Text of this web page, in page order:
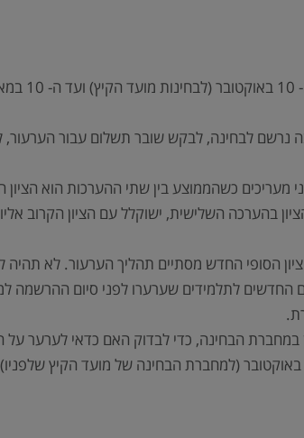
לבחינה, לבקש שובר תשלום עבור הערעור,
מעריכים כשהממוצע בין שתי ההערכות הוא
בהערכה השלישית, ישוקלל עם הציון הקרוב
הסופי החדש מסתיים תהליך הערעור. לא
החדשים לתלמידים שערערו לפני סיום
במחברת הבחינה, כדי לבדוק האם כדאי לערער